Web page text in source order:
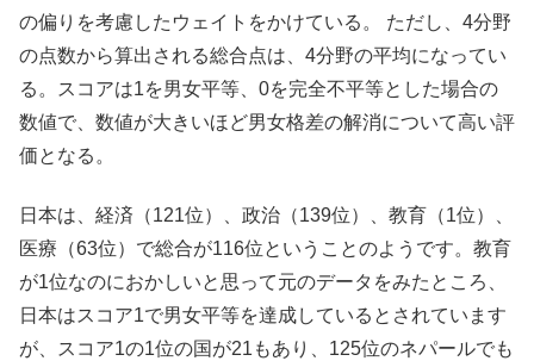
の偏りを考慮したウェイトをかけている。 ただし、4分野
の点数から算出される総合点は、4分野の平均になってい
る。スコアは1を男女平等、0を完全不平等とした場合の
数値で、数値が大きいほど男女格差の解消について高い評
価となる。
日本は、経済（121位）、政治（139位）、教育（1位）、
医療（63位）で総合が116位ということのようです。教育
が1位なのにおかしいと思って元のデータをみたところ、
日本はスコア1で男女平等を達成しているとされています
が、スコア1の1位の国が21もあり、125位のネパールでも